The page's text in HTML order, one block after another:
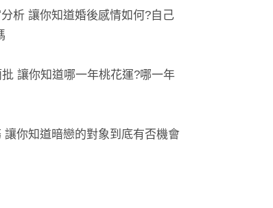
析 讓你知道婚後感情如何?自己
讓你知道哪一年桃花運?哪一年
讓你知道暗戀的對象到底有否機會